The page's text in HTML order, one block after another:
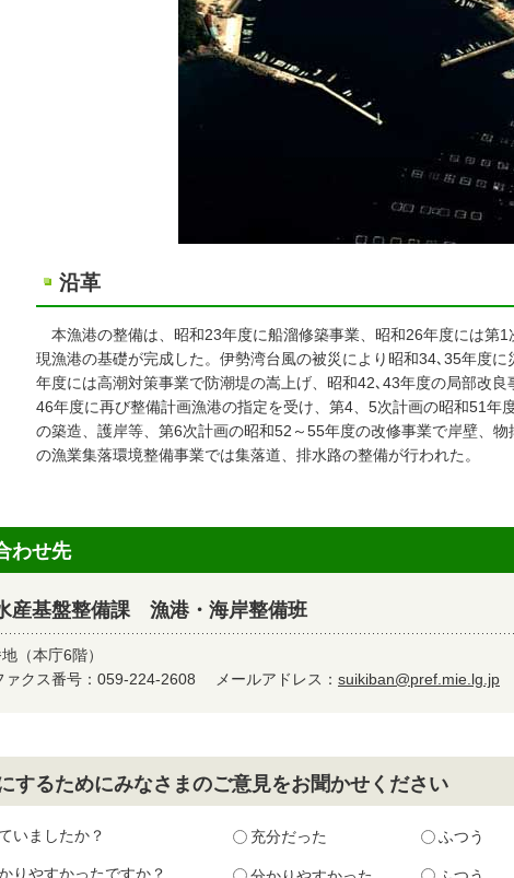
沿革
本漁港の整備は、昭和23年度に船溜修築事業、昭和26年度には第
現漁港の基礎が完成した。伊勢湾台風の被災により昭和34､35年度
年度には高潮対策事業で防潮堤の嵩上げ、昭和42､43年度の局部改
46年度に再び整備計画漁港の指定を受け、第4、5次計画の昭和51年
の築造、護岸等、第6次計画の昭和52～55年度の改修事業で岸壁、
の漁業集落環境整備事業では集落道、排水路の整備が行われた。
わせ先
基盤整備課 漁港・海岸整備班
（本庁6階）
ァクス番号：059-224-2608 メールアドレス： suikiban@pref.mie.lg.jp
するためにみなさまのご意見をお聞かせください
いましたか？ 充分だった ふつう
りやすかったですか？